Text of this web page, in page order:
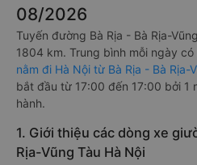
08/2026
Tuyến đường Bà Rịa - Bà Rịa-
1804 km. Trung bình mỗi ngày
nằm đi Hà Nội từ Bà Rịa - Bà Rịa-
bắt đầu từ 17:00 đến 17:00 bởi 1
hành.
1. Giới thiệu các dòng xe
Rịa-Vũng Tàu Hà Nội